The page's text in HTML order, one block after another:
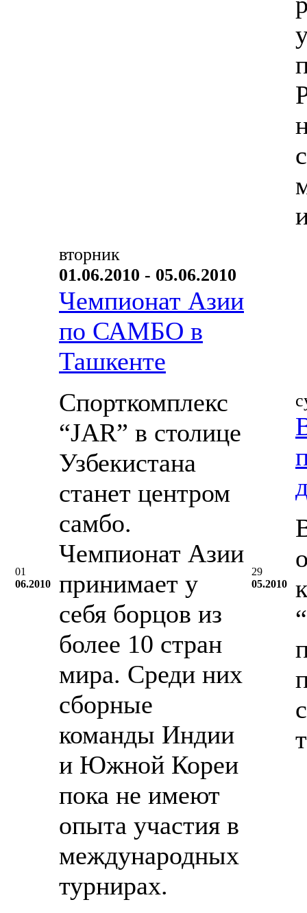
01
06.2010
вторник
01.06.2010 - 05.06.2010
Чемпионат Азии
по САМБО в
Ташкенте
Спорткомплекс
“JAR” в столице
Узбекистана
станет центром
самбо.
Чемпионат Азии
принимает у
себя борцов из
более 10 стран
мира. Среди них
сборные
команды Индии
и Южной Кореи
пока не имеют
опыта участия в
международных
турнирах.
29
05.2010